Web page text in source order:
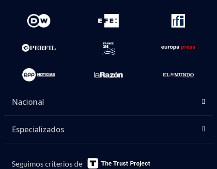
Nacional
Especializados
Seguimos criterios de